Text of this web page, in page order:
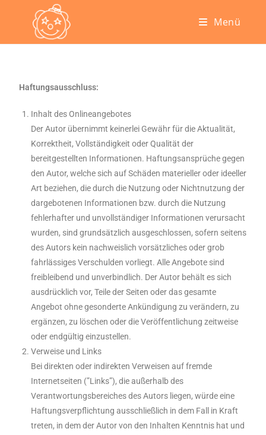
Menü
Haftungsausschluss:
Inhalt des Onlineangebotes
Der Autor übernimmt keinerlei Gewähr für die Aktualität,
Korrektheit, Vollständigkeit oder Qualität der
bereitgestellten Informationen. Haftungsansprüche gegen
den Autor, welche sich auf Schäden materieller oder ideeller
Art beziehen, die durch die Nutzung oder Nichtnutzung der
dargebotenen Informationen bzw. durch die Nutzung
fehlerhafter und unvollständiger Informationen verursacht
wurden, sind grundsätzlich ausgeschlossen, sofern seitens
des Autors kein nachweislich vorsätzliches oder grob
fahrlässiges Verschulden vorliegt. Alle Angebote sind
freibleibend und unverbindlich. Der Autor behält es sich
ausdrücklich vor, Teile der Seiten oder das gesamte
Angebot ohne gesonderte Ankündigung zu verändern, zu
ergänzen, zu löschen oder die Veröffentlichung zeitweise
oder endgültig einzustellen.
Verweise und Links
Bei direkten oder indirekten Verweisen auf fremde
Internetseiten (”Links”), die außerhalb des
Verantwortungsbereiches des Autors liegen, würde eine
Haftungsverpflichtung ausschließlich in dem Fall in Kraft
treten, in dem der Autor von den Inhalten Kenntnis hat und